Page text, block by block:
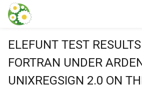
本文に飛ぶ
ELEFUNT TEST
FORTRAN UNDER
UNIXREGSIGN 2.0 ON